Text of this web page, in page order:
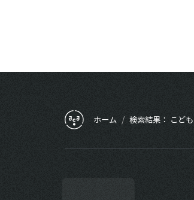
フッターメニュー
ホーム / 検索結果： こども